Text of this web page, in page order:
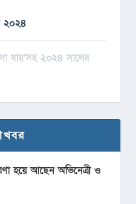
২০২৪
যায়’সহ ২০২৪ সালের
হয়ে আছেন অভিনেত্রী ও